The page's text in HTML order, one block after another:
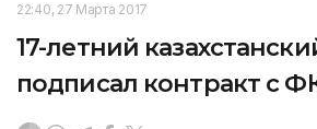
22:40, 27 Марта 2017
17-летний
подписал контракт с